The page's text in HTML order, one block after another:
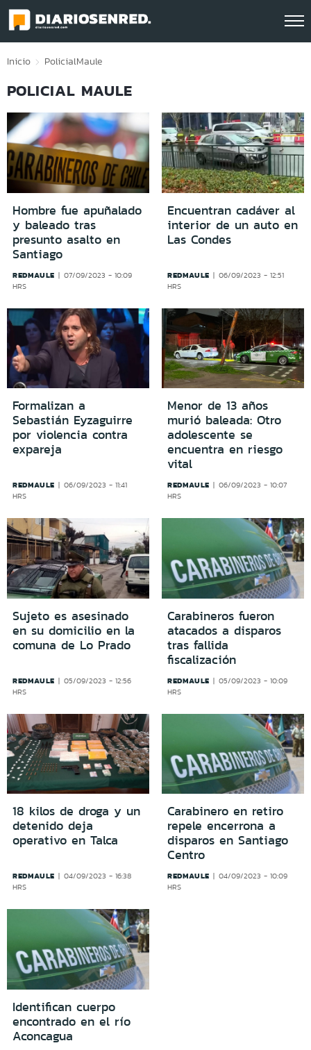
Click acá para ir directamente al contenido
Inicio PolicialMaule
POLICIAL MAULE
Hombre fue apuñalado
y baleado tras
presunto asalto en
Santiago
REDMAULE
07/09/2023 - 10:09
HRS
Encuentran cadáver al
interior de un auto en
Las Condes
REDMAULE
06/09/2023 - 12:51
HRS
Formalizan a
Sebastián Eyzaguirre
por violencia contra
expareja
REDMAULE
06/09/2023 - 11:41
HRS
Menor de 13 años
murió baleada: Otro
adolescente se
encuentra en riesgo
vital
REDMAULE
06/09/2023 - 10:07
HRS
Sujeto es asesinado
en su domicilio en la
comuna de Lo Prado
REDMAULE
05/09/2023 - 12:56
HRS
Carabineros fueron
atacados a disparos
tras fallida
fiscalización
REDMAULE
05/09/2023 - 10:09
HRS
18 kilos de droga y un
detenido deja
operativo en Talca
REDMAULE
04/09/2023 - 16:38
HRS
Carabinero en retiro
repele encerrona a
disparos en Santiago
Centro
REDMAULE
04/09/2023 - 10:09
HRS
Identifican cuerpo
encontrado en el río
Aconcagua